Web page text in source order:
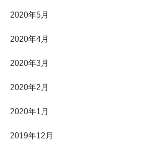
2020年5月
2020年4月
2020年3月
2020年2月
2020年1月
2019年12月